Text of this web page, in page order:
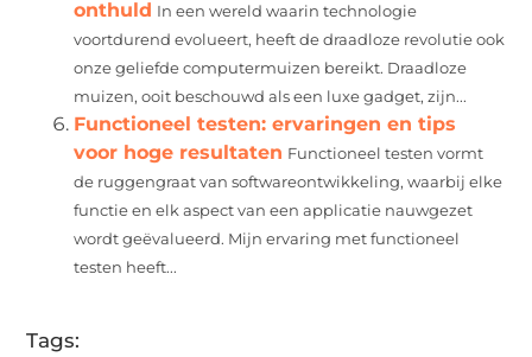
onthuld In een wereld waarin technologie
voortdurend evolueert, heeft de draadloze revolutie ook
onze geliefde computermuizen bereikt. Draadloze
muizen, ooit beschouwd als een luxe gadget, zijn...
Functioneel testen: ervaringen en tips
voor hoge resultaten Functioneel testen vormt
de ruggengraat van softwareontwikkeling, waarbij elke
functie en elk aspect van een applicatie nauwgezet
wordt geëvalueerd. Mijn ervaring met functioneel
testen heeft...
Tags: